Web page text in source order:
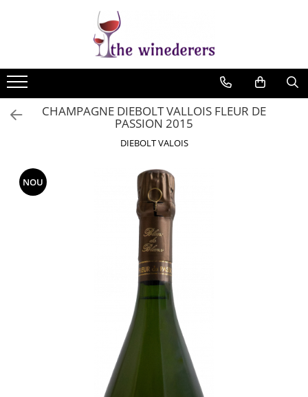
CHAMPAGNE DIEBOLT VALLOIS FLEUR DE
PASSION 2015
DIEBOLT VALOIS
NOU